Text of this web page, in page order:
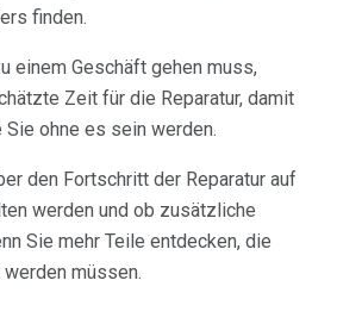
finden.
einem Geschäft gehen muss,
Zeit für die Reparatur, damit
ohne es sein werden.
den Fortschritt der Reparatur auf
werden und ob zusätzliche
Sie mehr Teile entdecken, die
müssen.